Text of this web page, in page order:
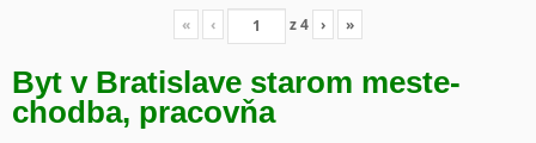
« ‹ z4 › »
Byt v Bratislave starom meste-
chodba, pracovňa